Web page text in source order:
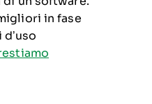
in fase